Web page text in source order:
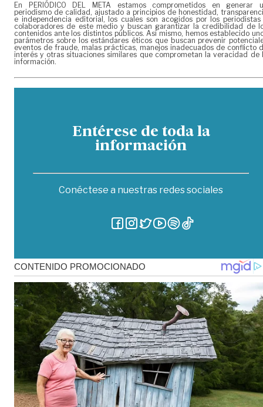
En PERIÓDICO DEL META estamos comprometidos en generar
periodismo de calidad, ajustado a principios de honestidad,
e independencia editorial, los cuales son acogidos por los periodistas
colaboradores de este medio y buscan garantizar la credibilidad de
contenidos ante los distintos públicos. Así mismo, hemos establecido
parámetros sobre los estándares éticos que buscan prevenir
eventos de fraude, malas prácticas, manejos inadecuados de conflicto
interés y otras situaciones similares que comprometan la veracidad de
información.
Entérese de toda la
información
Conéctese a nuestras redes sociales